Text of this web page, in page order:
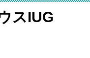
スIUG